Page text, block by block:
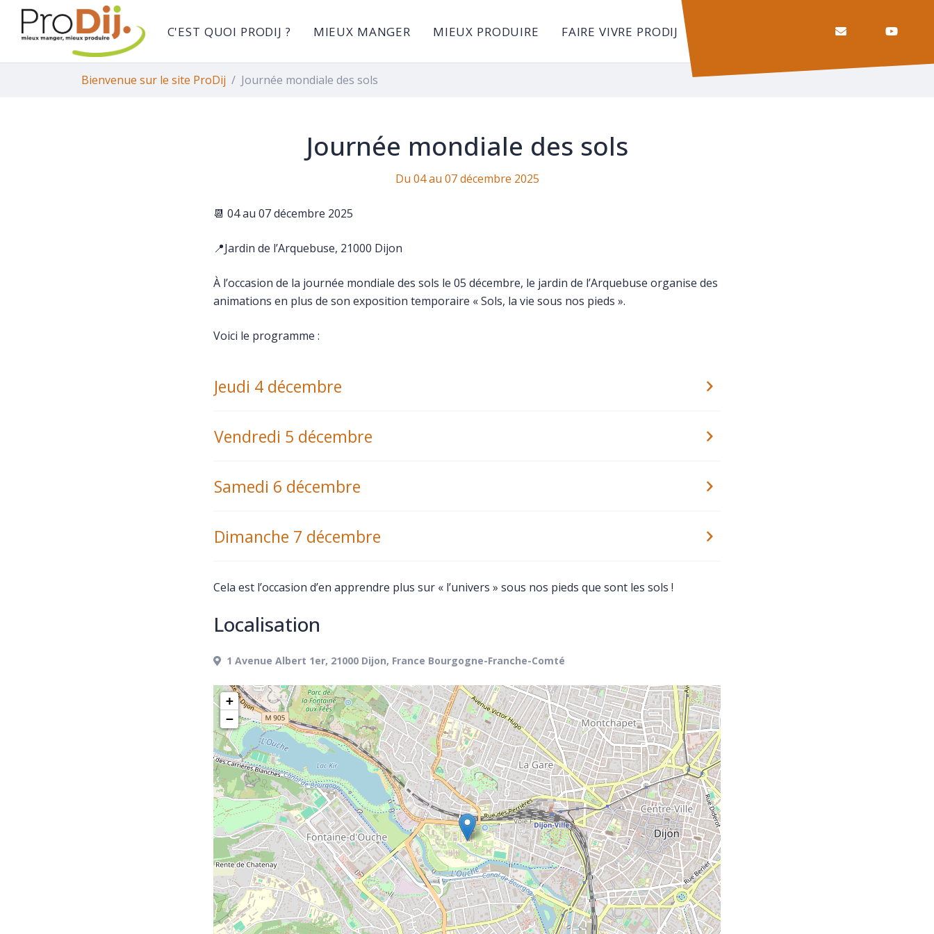
Aller
contenu
C'EST QUOI PRODIJ ? MIEUX MANGER MIEUX PRODUIRE FAIRE VIVRE PRODIJ Nous contacter
Bienvenue sur le site ProDij Journée mondiale des sols
Journée mondiale des sols
Du 04 au 07 décembre 2025
📆 04 au 07 décembre 2025
📍Jardin de l’Arquebuse, 21000 Dijon
À l’occasion de la journée mondiale des sols le 05 décembre, le jardin de l’Arquebuse organise des
animations en plus de son exposition temporaire « Sols, la vie sous nos pieds ».
Voici le programme :
Jeudi 4 décembre
Vendredi 5 décembre
Samedi 6 décembre
Dimanche 7 décembre
Cela est l’occasion d’en apprendre plus sur « l’univers » sous nos pieds que sont les sols !
Localisation
1 Avenue Albert 1er, 21000 Dijon, France Bourgogne-Franche-Comté
+
−